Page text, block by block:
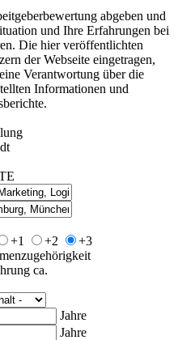
abgeben und
und Ihre Erfahrungen bei
Die hier veröffentlichten
der Webseite eingetragen,
Verantwortung über die
Informationen und
+1 +2
+3
ca.
Jahre
Jahre